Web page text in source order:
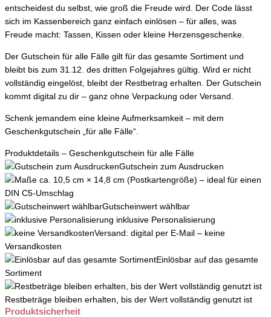
entscheidest du selbst, wie groß die Freude wird. Der Code lässt
sich im Kassenbereich ganz einfach einlösen – für alles, was
Freude macht: Tassen, Kissen oder kleine Herzensgeschenke.
Der Gutschein für alle Fälle gilt für das gesamte Sortiment und
bleibt bis zum 31.12. des dritten Folgejahres gültig. Wird er nicht
vollständig eingelöst, bleibt der Restbetrag erhalten. Der Gutschein
kommt digital zu dir – ganz ohne Verpackung oder Versand.
Schenk jemandem eine kleine Aufmerksamkeit – mit dem
Geschenkgutschein „für alle Fälle“.
Produktdetails – Geschenkgutschein für alle Fälle
Gutschein zum Ausdrucken
ca. 10,5 cm × 14,8 cm (Postkartengröße) – ideal für einen
DIN C5-Umschlag
Gutscheinwert wählbar
inklusive Personalisierung
Versand: digital per E-Mail – keine
Versandkosten
Einlösbar auf das gesamte
Sortiment
Restbeträge bleiben erhalten, bis der Wert vollständig genutzt ist
Produktsicherheit